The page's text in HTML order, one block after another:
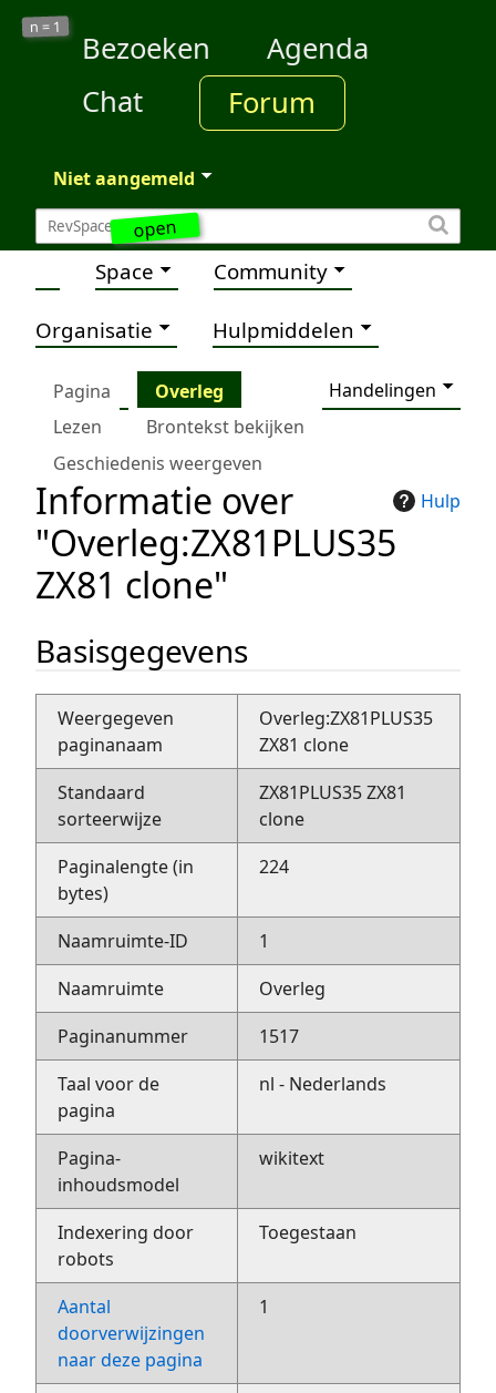
open
n = 1
Bezoeken
Agenda
Chat
Forum
Niet aangemeld
Space Community
Organisatie Hulpmiddelen
Pagina Overleg
Handelingen
Lezen
Brontekst bekijken
Geschiedenis weergeven
Hulp
Informatie over
"Overleg:ZX81PLUS35
ZX81 clone"
Basisgegevens
Weergegeven
paginanaam
Overleg:ZX81PLUS35
ZX81 clone
Standaard
sorteerwijze
ZX81PLUS35 ZX81
clone
Paginalengte (in
bytes)
224
Naamruimte-ID
1
Naamruimte
Overleg
Paginanummer
1517
Taal voor de
pagina
nl - Nederlands
Pagina-
inhoudsmodel
wikitext
Indexering door
robots
Toegestaan
Aantal
doorverwijzingen
naar deze pagina
1